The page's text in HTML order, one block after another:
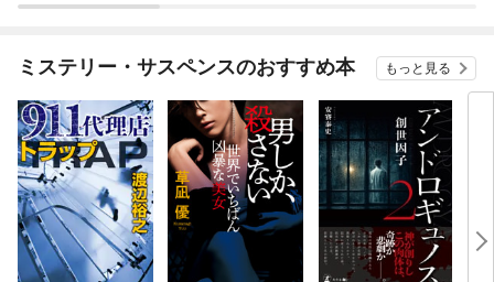
ミステリー・サスペンスのおすすめ本 もっと見る